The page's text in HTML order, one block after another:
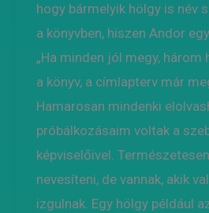
hogy bármelyik hölgy is név
a könyvben, hiszen Andor
„Ha minden jól megy, három
a könyv, a címlapterv már
Hamarosan mindenki
próbálkozásaim voltak a
képviselőivel.
nevesíteni, de vannak, akik
izgulnak. Egy hölgy például